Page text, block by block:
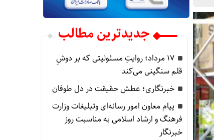
جدیدترین مطالب
۱۷ مرداد؛ روایتِ مسئولیتی که بر دوشِ
قلم سنگینی می‌کند
خبرنگاری؛ عطش حقیقت در دل طوفان
پیام معاون امور رسانه‌ای وتبلیغات وزارت
فرهنگ و ارشاد اسلامی به مناسبت روز
خبرنگار